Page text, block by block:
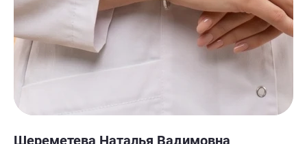
Шереметева Наталья Вадимовна